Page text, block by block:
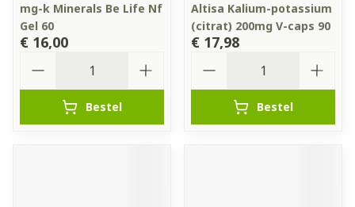
mg-k Minerals Be Life Nf
Gel 60
€ 16,00
Bestel
Altisa Kalium-potassium
(citrat) 200mg V-caps 90
€ 17,98
Bestel